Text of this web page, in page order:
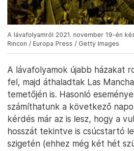
A lávafolyamról 2021. november 19-én
Rincon / Europa Press / Getty Images
A lávafolyamok újabb házakat
fel, majd áthaladtak Las
temetőjén is. Hasonló
számíthatunk a következő
kérdés már az is lesz, hogy a
hosszát tekintve is csúcstartó
szigetén (ehhez még két hét